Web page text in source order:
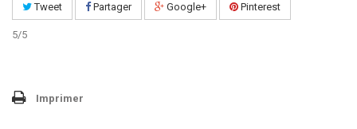
Tweet Partager Google+ Pinterest
5/5
Imprimer